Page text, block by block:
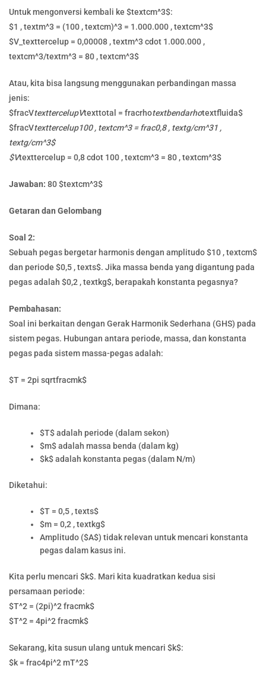
Untuk mengonversi kembali ke $textcm^3$:
$1 , textm^3 = (100 , textcm)^3 = 1.000.000 , textcm^3$
$V_texttercelup = 0,00008 , textm^3 cdot 1.000.000 ,
textcm^3/textm^3 = 80 , textcm^3$
Atau, kita bisa langsung menggunakan perbandingan massa
jenis:
$fracVtexttercelupVtexttotal = fracrhotextbendarhotextfluida$
$fracVtexttercelup100 , textcm^3 = frac0,8 , textg/cm^31 ,
textg/cm^3$
$Vtexttercelup = 0,8 cdot 100 , textcm^3 = 80 , textcm^3$
Jawaban: 80 $textcm^3$
Getaran dan Gelombang
Soal 2:
Sebuah pegas bergetar harmonis dengan amplitudo $10 , textcm$
dan periode $0,5 , texts$. Jika massa benda yang digantung pada
pegas adalah $0,2 , textkg$, berapakah konstanta pegasnya?
Pembahasan:
Soal ini berkaitan dengan Gerak Harmonik Sederhana (GHS) pada
sistem pegas. Hubungan antara periode, massa, dan konstanta
pegas pada sistem massa-pegas adalah:
$T = 2pi sqrtfracmk$
Dimana:
$T$ adalah periode (dalam sekon)
$m$ adalah massa benda (dalam kg)
$k$ adalah konstanta pegas (dalam N/m)
Diketahui:
$T = 0,5 , texts$
$m = 0,2 , textkg$
Amplitudo ($A$) tidak relevan untuk mencari konstanta
pegas dalam kasus ini.
Kita perlu mencari $k$. Mari kita kuadratkan kedua sisi
persamaan periode:
$T^2 = (2pi)^2 fracmk$
$T^2 = 4pi^2 fracmk$
Sekarang, kita susun ulang untuk mencari $k$:
$k = frac4pi^2 mT^2$